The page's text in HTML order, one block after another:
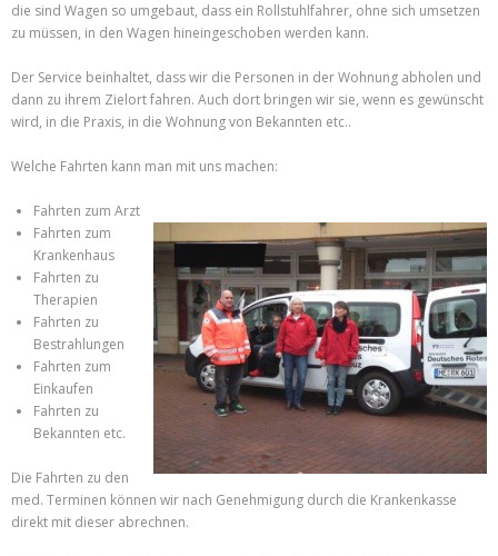
die sind Wagen so umgebaut, dass ein Rollstuhlfahrer, ohne sich umsetzen
zu müssen, in den Wagen hineingeschoben werden kann.
Der Service beinhaltet, dass wir die Personen in der Wohnung abholen und
dann zu ihrem Zielort fahren. Auch dort bringen wir sie, wenn es gewünscht
wird, in die Praxis, in die Wohnung von Bekannten etc..
Welche Fahrten kann man mit uns machen:
Fahrten zum Arzt
Fahrten zum
Krankenhaus
Fahrten zu
Therapien
Fahrten zu
Bestrahlungen
Fahrten zum
Einkaufen
Fahrten zu
Bekannten etc.
Die Fahrten zu den
med. Terminen können wir nach Genehmigung durch die Krankenkasse
direkt mit dieser abrechnen.